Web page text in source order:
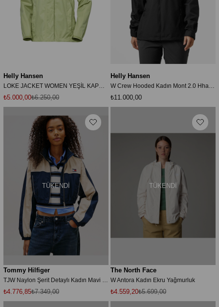
Helly Hansen
₺5.000,00₺6.250,00
Helly Hansen
₺11.000,00
TÜKENDI
Tommy Hilfiger
TJW Naylon Şerit Detaylı Kadın Mavi Yağmurluk DW0DW22055C1G
₺4.776,85₺7.349,00
TÜKENDI
The North Face
W Antora Kadın Ekru Yağmurluk
₺4.559,20₺5.699,00